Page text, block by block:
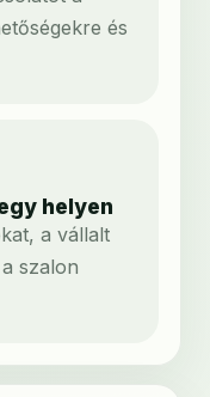
és
helyen
a vállalt
szalon